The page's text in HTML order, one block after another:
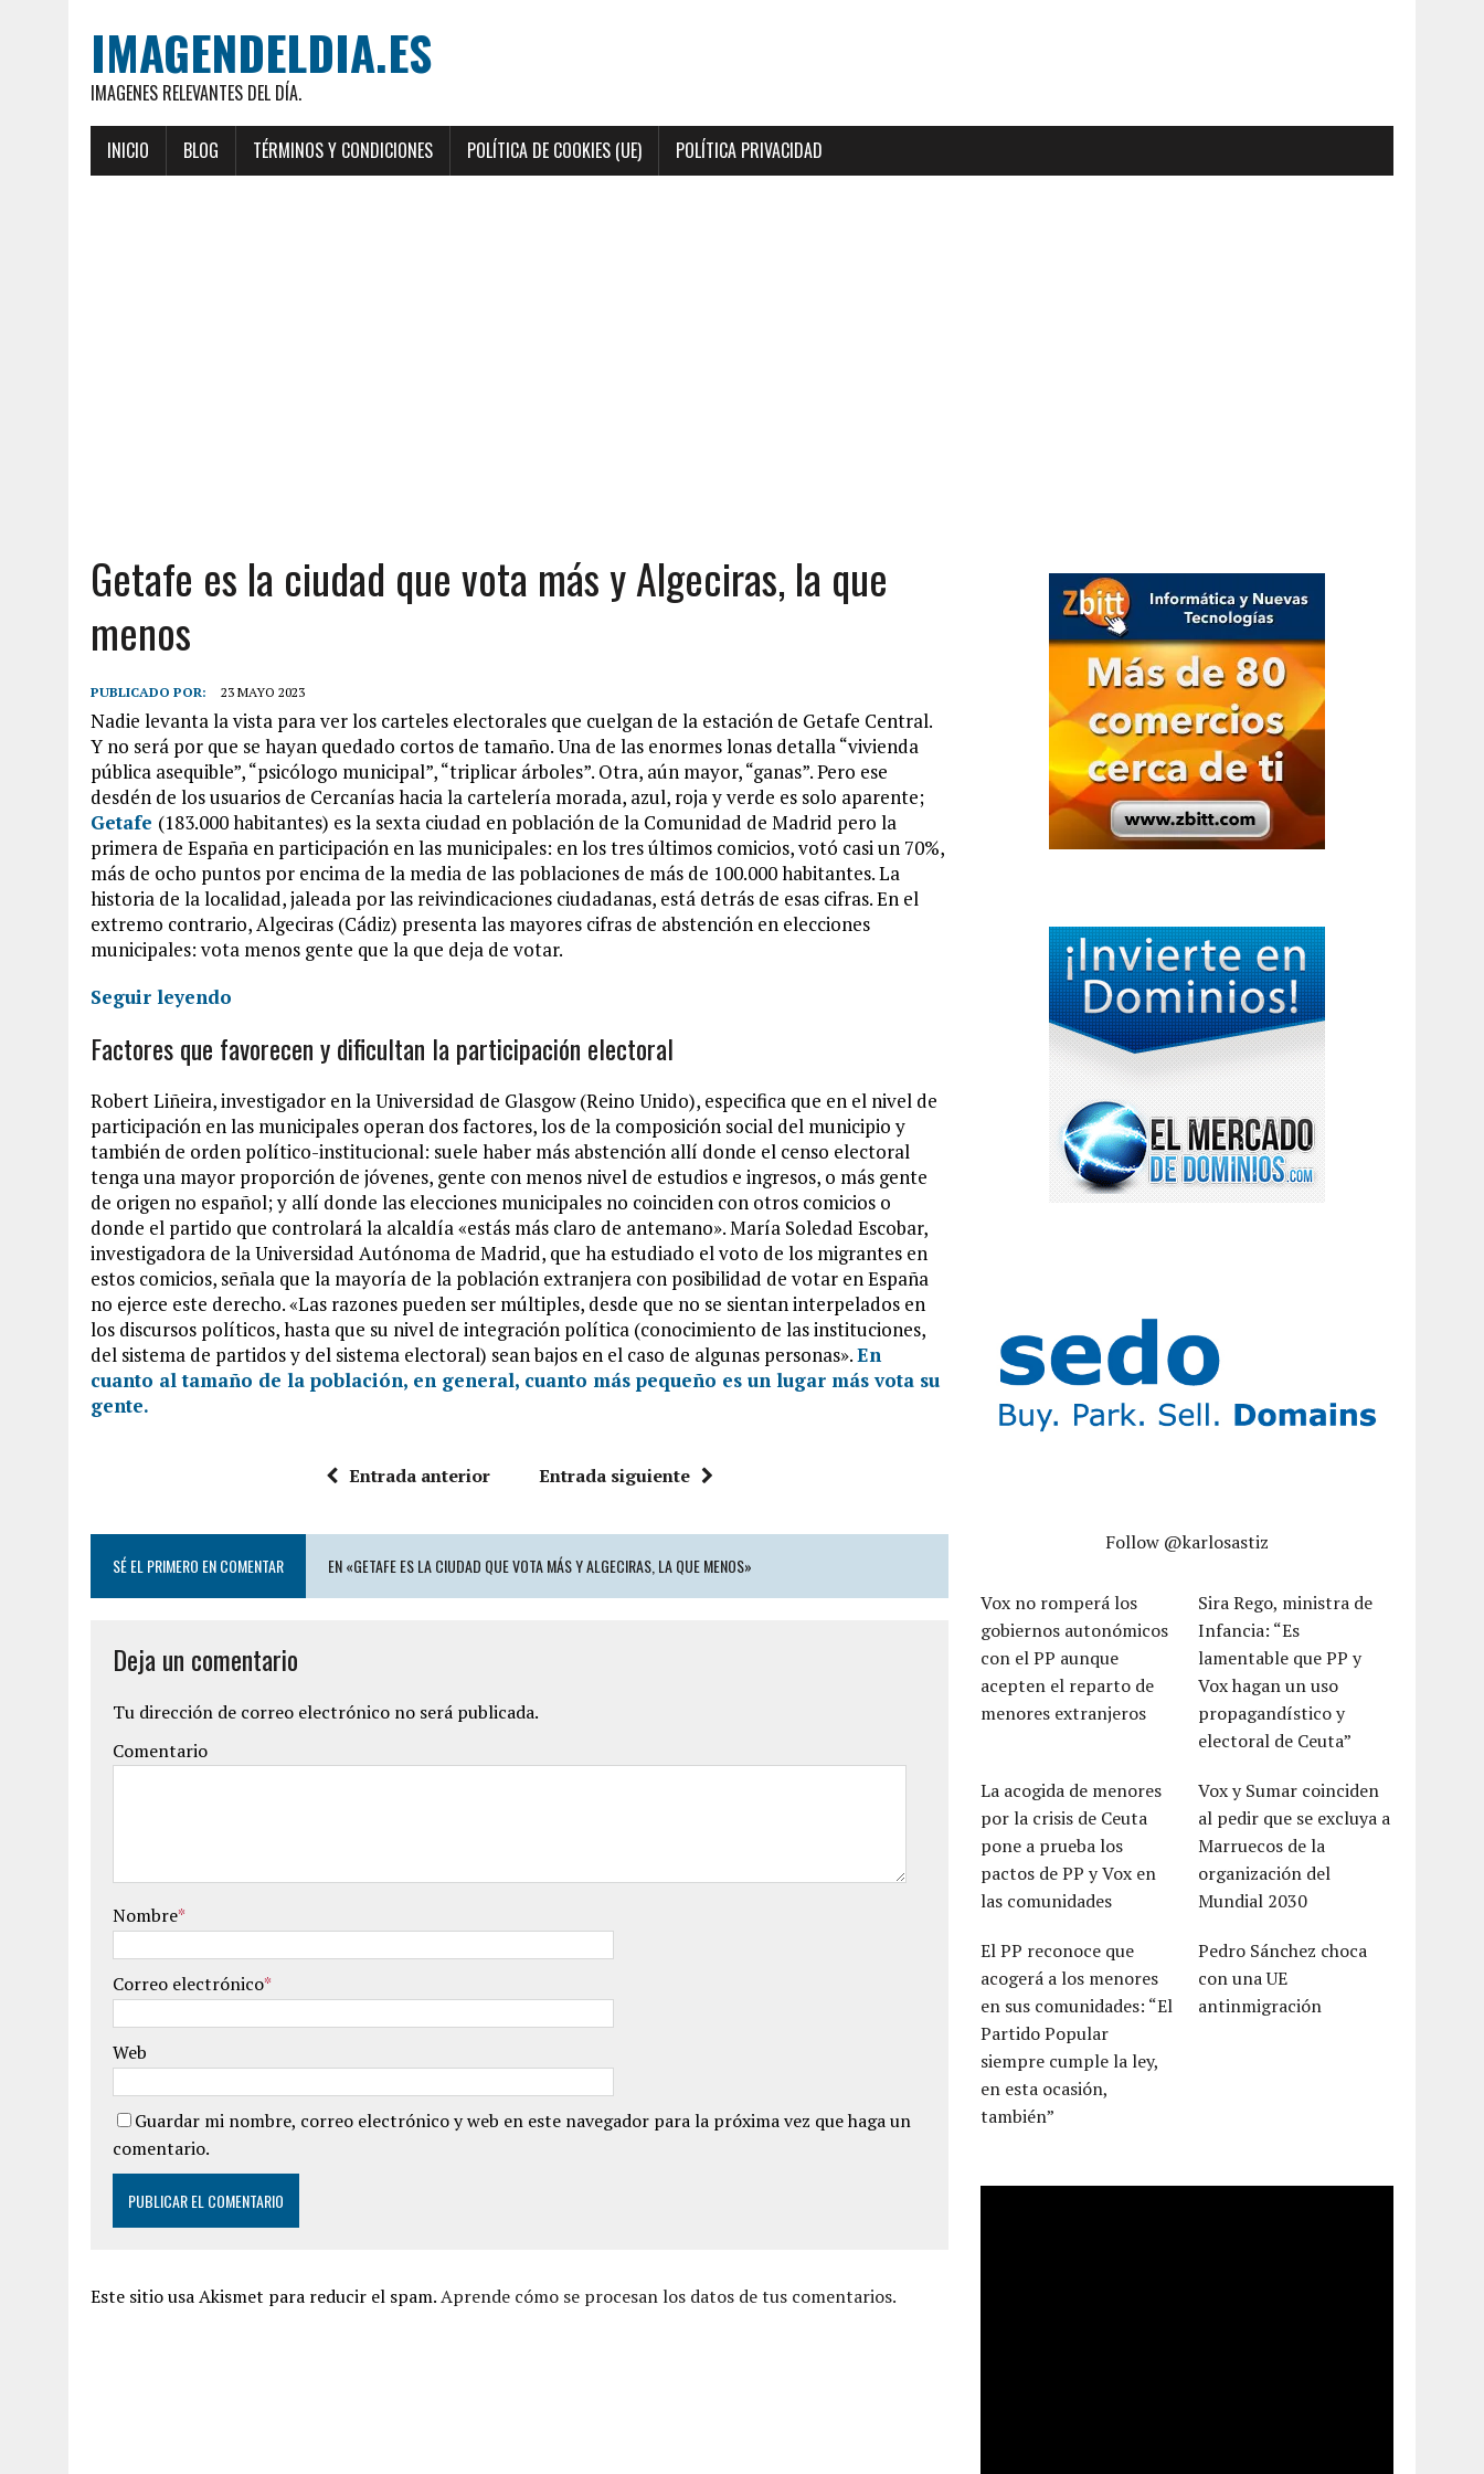
IMAGENDELDIA.ES
IMAGENES RELEVANTES DEL DÍA.
INICIO BLOG TÉRMINOS Y CONDICIONES POLÍTICA DE COOKIES (UE) POLÍTICA PRIVACIDAD
Getafe es la ciudad que vota más y Algeciras, la que
menos
PUBLICADO POR: 23 MAYO 2023
Nadie levanta la vista para ver los carteles electorales que cuelgan de la estación de Getafe Central.
Y no será por que se hayan quedado cortos de tamaño. Una de las enormes lonas detalla “vivienda
pública asequible”, “psicólogo municipal”, “triplicar árboles”. Otra, aún mayor, “ganas”. Pero ese
desdén de los usuarios de Cercanías hacia la cartelería morada, azul, roja y verde es solo aparente;
Getafe (183.000 habitantes) es la sexta ciudad en población de la Comunidad de Madrid pero la
primera de España en participación en las municipales: en los tres últimos comicios, votó casi un 70%,
más de ocho puntos por encima de la media de las poblaciones de más de 100.000 habitantes. La
historia de la localidad, jaleada por las reivindicaciones ciudadanas, está detrás de esas cifras. En el
extremo contrario, Algeciras (Cádiz) presenta las mayores cifras de abstención en elecciones
municipales: vota menos gente que la que deja de votar.
Seguir leyendo
Factores que favorecen y dificultan la participación electoral
Robert Liñeira, investigador en la Universidad de Glasgow (Reino Unido), especifica que en el nivel de
participación en las municipales operan dos factores, los de la composición social del municipio y
también de orden político-institucional: suele haber más abstención allí donde el censo electoral
tenga una mayor proporción de jóvenes, gente con menos nivel de estudios e ingresos, o más gente
de origen no español; y allí donde las elecciones municipales no coinciden con otros comicios o
donde el partido que controlará la alcaldía «estás más claro de antemano». María Soledad Escobar,
investigadora de la Universidad Autónoma de Madrid, que ha estudiado el voto de los migrantes en
estos comicios, señala que la mayoría de la población extranjera con posibilidad de votar en España
no ejerce este derecho. «Las razones pueden ser múltiples, desde que no se sientan interpelados en
los discursos políticos, hasta que su nivel de integración política (conocimiento de las instituciones,
del sistema de partidos y del sistema electoral) sean bajos en el caso de algunas personas».En
cuanto al tamaño de la población, en general, cuanto más pequeño es un lugar más vota su
gente.
Entrada anterior Entrada siguiente
SÉ EL PRIMERO EN COMENTAR EN «GETAFE ES LA CIUDAD QUE VOTA MÁS Y ALGECIRAS, LA QUE MENOS»
Deja un comentario
Tu dirección de correo electrónico no será publicada.
Comentario
Nombre*
Correo electrónico*
Web
Guardar mi nombre, correo electrónico y web en este navegador para la próxima vez que haga un
comentario.
Este sitio usa Akismet para reducir el spam.Aprende cómo se procesan los datos de tus comentarios.
Follow @karlosastiz
Vox no romperá los
gobiernos autonómicos
con el PP aunque
acepten el reparto de
menores extranjeros
Sira Rego, ministra de
Infancia: “Es
lamentable que PP y
Vox hagan un uso
propagandístico y
electoral de Ceuta”
La acogida de menores
por la crisis de Ceuta
pone a prueba los
pactos de PP y Vox en
las comunidades
Vox y Sumar coinciden
al pedir que se excluya a
Marruecos de la
organización del
Mundial 2030
El PP reconoce que
acogerá a los menores
en sus comunidades: “El
Partido Popular
siempre cumple la ley,
en esta ocasión,
también”
Pedro Sánchez choca
con una UE
antinmigración